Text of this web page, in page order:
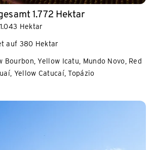
1.772 Hektar
Hektar
auf 380 Hektar
Bourbon, Yellow Icatu, Mundo Novo, Red
Yellow Catucaí, Topázio